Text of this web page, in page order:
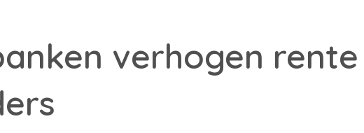
verhogen